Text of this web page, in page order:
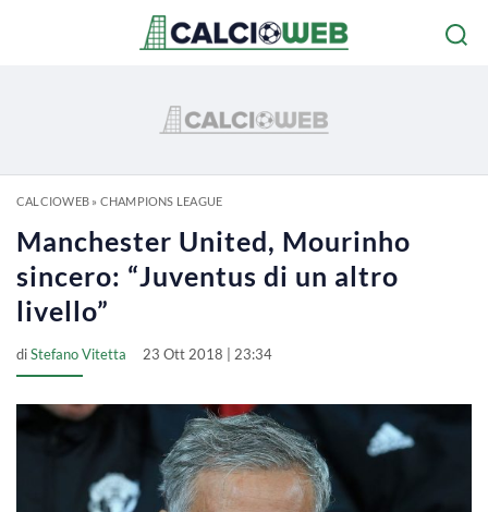
CALCIOWEB» CHAMPIONS LEAGUE
Manchester United, Mourinho
sincero: “Juventus di un altro
livello”
diStefano Vitetta 23 Ott 2018 | 23:34